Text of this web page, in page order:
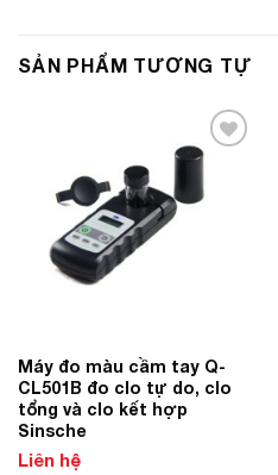
SẢN PHẨM TƯƠNG TỰ
Add to
Máy đo màu cầm tay Q-
CL501B đo clo tự do, clo
tổng và clo kết hợp
Sinsche
Liên hệ